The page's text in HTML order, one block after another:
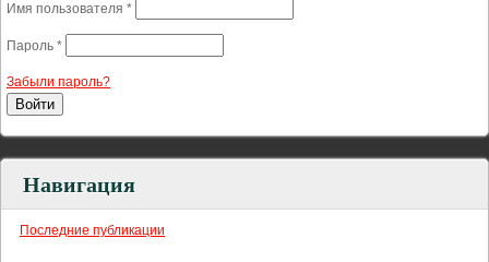
Имя пользователя *
Пароль *
Забыли пароль?
Навигация
Последние публикации